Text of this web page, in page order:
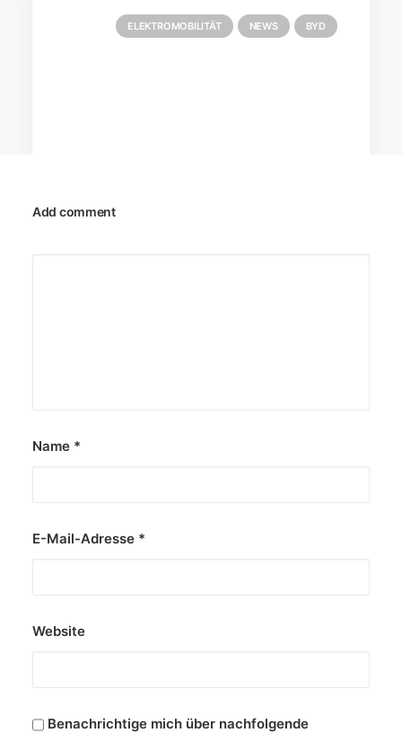
ELEKTROMOBILITÄT NEWS BYD
Add comment
Name *
E-Mail-Adresse *
Website
Benachrichtige mich über nachfolgende